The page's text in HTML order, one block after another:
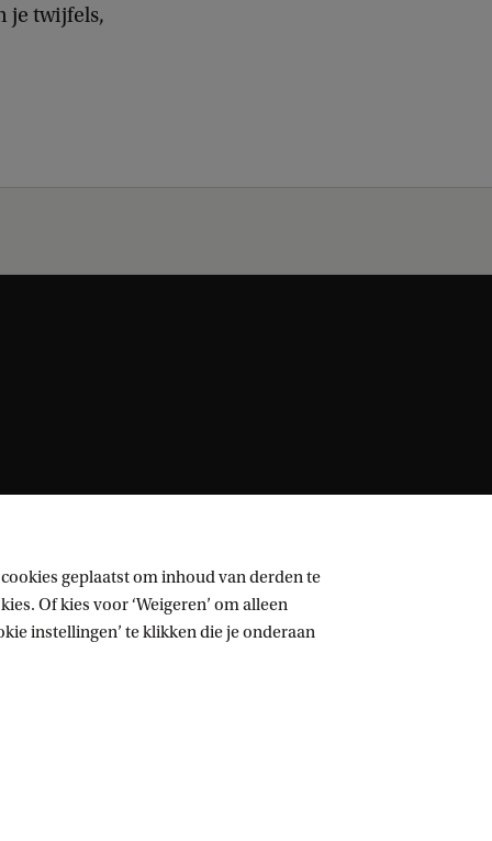
je twijfels,
geplaatst om inhoud van derden te
Of kies voor ‘Weigeren’ om alleen
instellingen’ te klikken die je onderaan